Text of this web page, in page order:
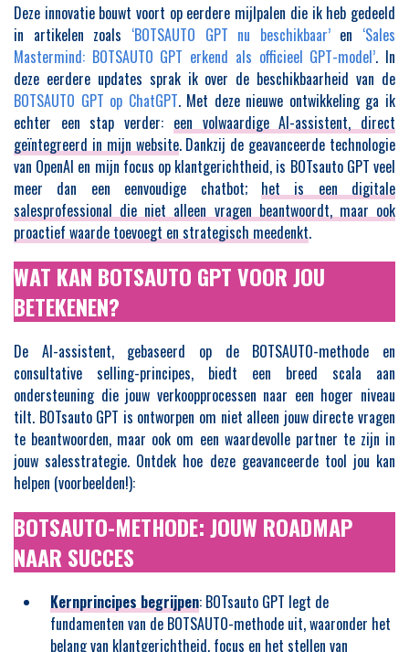
Deze innovatie bouwt voort op eerdere mijlpalen die ik heb gedeeld
in artikelen zoals ‘BOTSAUTO GPT nu beschikbaar’en ‘Sales
Mastermind: BOTSAUTO GPT erkend als officieel GPT-model’. In
deze eerdere updates sprak ik over de beschikbaarheid van de
BOTSAUTO GPT op ChatGPT. Met deze nieuwe ontwikkeling ga ik
echter een stap verder: een volwaardige AI-assistent, direct
geïntegreerd in mijn website. Dankzij de geavanceerde technologie
van OpenAI en mijn focus op klantgerichtheid, is BOTsauto GPT veel
meer dan een eenvoudige chatbot; het is een digitale
salesprofessional die niet alleen vragen beantwoordt, maar ook
proactief waarde toevoegt en strategisch meedenkt.
WAT KAN BOTSAUTO GPT VOOR JOU
BETEKENEN?
De AI-assistent, gebaseerd op de BOTSAUTO-methode en
consultative selling-principes, biedt een breed scala aan
ondersteuning die jouw verkoopprocessen naar een hoger niveau
tilt. BOTsauto GPT is ontworpen om niet alleen jouw directe vragen
te beantwoorden, maar ook om een waardevolle partner te zijn in
jouw salesstrategie. Ontdek hoe deze geavanceerde tool jou kan
helpen (voorbeelden!):
BOTSAUTO-METHODE: JOUW ROADMAP
NAAR SUCCES
Kernprincipes begrijpen: BOTsauto GPT legt de
fundamenten van de BOTSAUTO-methode uit, waaronder het
belang van klantgerichtheid, focus en het stellen van